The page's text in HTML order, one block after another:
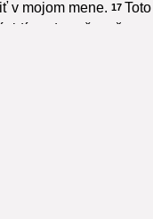
v mojom mene. 17
vedzte, že mňa